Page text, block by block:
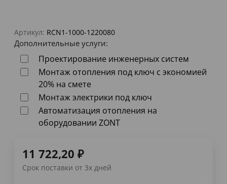
Артикул: RCN1-1000-1220080
Дополнительные услуги:
Проектирование инженерных систем
Монтаж отопления под ключ с экономией
20% на смете
Монтаж электрики под ключ
Автоматизация отопления на
оборудовании ZONT
11 722,20 ₽
Срок поставки от 3х дней